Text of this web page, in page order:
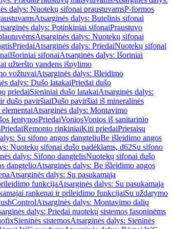
dalys: Nuotekų sifonai praustuvamsP-formos
Atsarginės dalys: Butelinis sifonai
dalys: Potinkiniai sifonaiPraustuvo
Atsarginės dalys: Nuotekų sifonai
PriedaiAtsarginės dalys: PriedaiNuotekų sifonai
Išoriniai sifonaiAtsarginės dalys: Išoriniai
užteršto vandens išpylimo
vožtuvaiAtsarginės dalys: Išleidimo
dalys: Dušo latakaiPriedai dušo
priedaiSieniniai dušo latakaiAtsarginės dalys:
dušo paviršiaiDušo paviršiai iš mineralinės
Atsarginės dalys: Montavimo
lentynosPriedaiVoniosVonios iš sanitarinio
PriedaiRemonto rinkiniaiKiti priedaiPrietaisų
Su sifono angos dangteliuBe išleidimo angos
Nuotekų sifonai dušo padėklams, d62Su sifono
dalys: Sifono dangtelisNuotekų sifonai dušo
dangtelioAtsarginės dalys: Be išleidimo angos
Atsarginės dalys: Su pasukamąja
funkcijaAtsarginės dalys: Su pasukamąja
rankenai ir prileidimo funkcijaiSu uždarymo
Atsarginės dalys: Montavimo dalių
dalys: Priedai nuotekų sistemos fasoninėms
Sieninės sistemosAtsarginės dalys: Sieninės